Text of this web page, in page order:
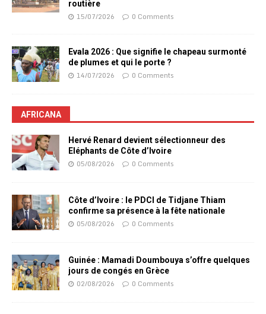
routière
15/07/2026 0 Comments
Evala 2026 : Que signifie le chapeau surmonté
de plumes et qui le porte ?
14/07/2026 0 Comments
AFRICANA
Hervé Renard devient sélectionneur des
Eléphants de Côte d’Ivoire
05/08/2026 0 Comments
Côte d’Ivoire : le PDCI de Tidjane Thiam
confirme sa présence à la fête nationale
05/08/2026 0 Comments
Guinée : Mamadi Doumbouya s’offre quelques
jours de congés en Grèce
02/08/2026 0 Comments